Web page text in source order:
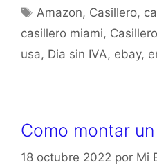
Amazon, Casillero,
casillero miami,
usa, Dia sin IVA, ebay,
Como montar
18 octubre 2022 por Mi